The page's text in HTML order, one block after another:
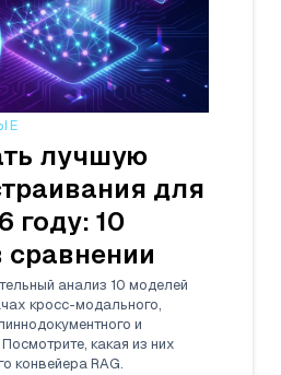
лучшую
для
году: 10
сравнении
анализ 10 моделей
кросс-модального,
и
какая из них
конвейера RAG.